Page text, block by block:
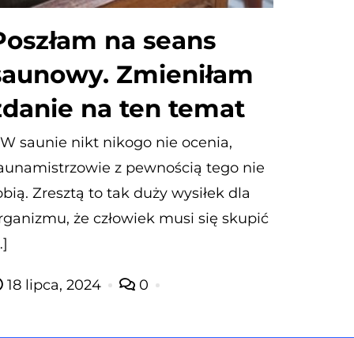
na seans
Zmieniłam
na ten temat
saunie nikt nikogo nie ocenia,
z pewnością tego nie
Zresztą to tak duży wysiłek dla
że człowiek musi się skupić
18 lipca, 2024 0